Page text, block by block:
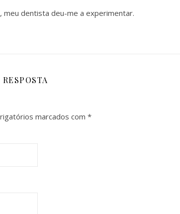
dentista deu-me a experimentar.
marcados com *